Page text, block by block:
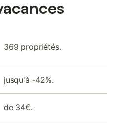
369 propriétés.
jusqu'à -42%.
de 34€.